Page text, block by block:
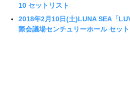
10 セットリスト
2018年2月10日(土)LUNA SEA「
際会議場センチュリーホール セッ